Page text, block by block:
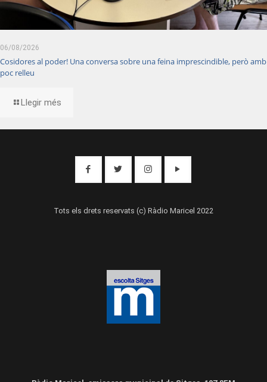
06/08/2026
Cosidores al poder! Una conversa sobre una feina imprescindible, però amb
poc relleu
Llegir més
Tots els drets reservats (c) Ràdio Maricel 2022